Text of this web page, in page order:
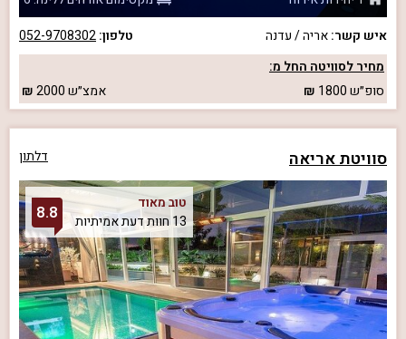
איש קשר:אריה / עדנה טלפון:052-9708302
מחיר לסוויטה החל מ:
סופ״ש1800 אמצ״ש2000
סוויטת אריאה דלתון
טוב מאוד
13 חוות דעת אמיתיות
8.8